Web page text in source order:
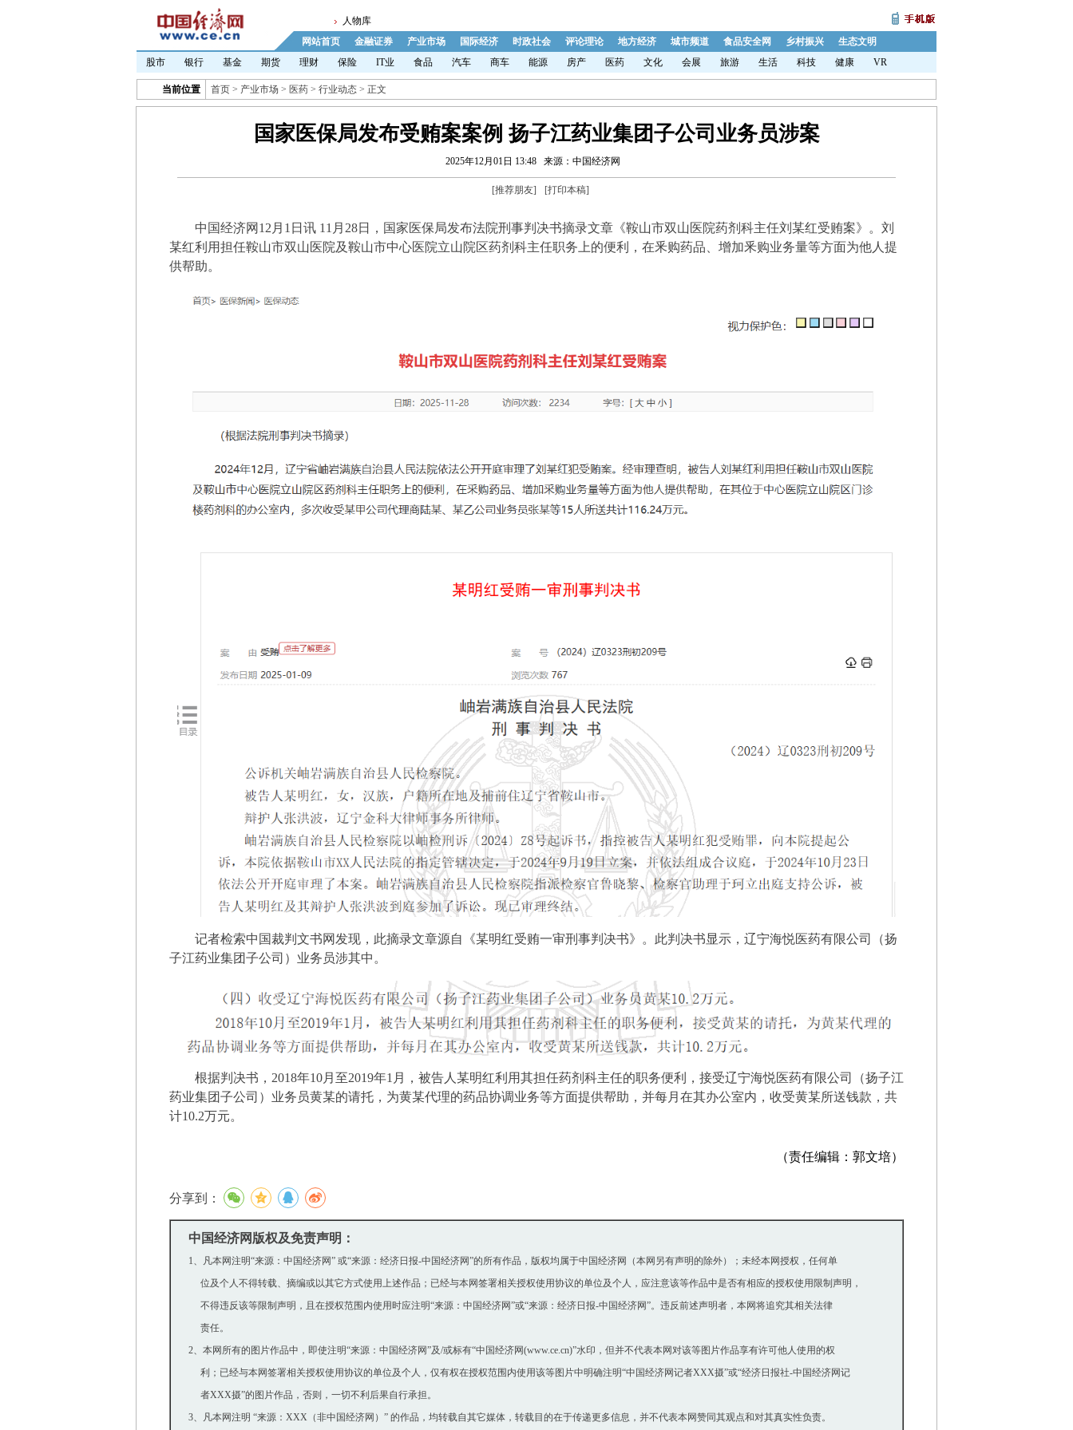
人物库
网站首页
金融证券 产业市场 国际经济 时政社会 评论理论 地方经济 城市频道 食品安全网 乡村振兴
生态文明
股市
银行 基金 期货 理财 保险 IT业 食品 汽车 商车 能源 房产 医药 文化 会展 旅游 生活 科技 健康 VR
当前位置 首页 > 产业市场 > 医药 > 行业动态 > 正文
国家医保局发布受贿案案例 扬子江药业集团子公司业务员涉案
2025年12月01日 13:48 来源：中国经济网
[推荐朋友] [打印本稿]
中国经济网 12 月 1 日讯 11 月 28日，国家医保局发布法院刑事判决书摘录文章《鞍山市双山医院药剂科主任刘某红受贿案》。刘
某红利用担任鞍山市双山医院及鞍山市中心医院立山院区药剂科主任职务上的便利，在釆购药品、增加釆购业务量等方面为他人提
供帮助。
记者检索中国裁判文书网发现，此摘录文章源自《某明红受贿一审刑事判决书》。此判决书显示，辽宁海悦医药有限公司（扬
子江药业集团子公司）业务员涉其中。
根据判决书， 2018年10月至2019年1 月，被告人某明红利用其担任药剂科主任的职务便利，接受辽宁海悦医药有限公司（扬子江
药业集团子公司）业务员黄某的请托，为黄某代理的药品协调业务等方面提供帮助，并每月在其办公室内，收受黄某所送钱款，共
计10.2万元。
（责任编辑：郭文培）
分享到：
中国经济网版权及免责声明：
1、凡本网注明“来源：中国经济网” 或“来源：经济日报-中国经济网”的所有作品，版权均属于中国经济网（本网另有声明的除外）；未经本网授权，任何单
位及个人不得转载、摘编或以其它方式使用上述作品；已经与本网签署相关授权使用协议的单位及个人，应注意该等作品中是否有相应的授权使用限制声明，
不得违反该等限制声明，且在授权范围内使用时应注明“来源：中国经济网”或“来源：经济日报-中国经济网”。违反前述声明者，本网将追究其相关法律
责任。
2、本网所有的图片作品中，即使注明“来源：中国经济网”及/或标有“中国经济网(www.ce.cn)”水印，但并不代表本网对该等图片作品享有许可他人使用的权
利；已经与本网签署相关授权使用协议的单位及个人，仅有权在授权范围内使用该等图片中明确注明“中国经济网记者XXX摄”或“经济日报社-中国经济网记
者XXX摄”的图片作品，否则，一切不利后果自行承担。
3、凡本网注明 “来源：XXX（非中国经济网）” 的作品，均转载自其它媒体，转载目的在于传递更多信息，并不代表本网赞同其观点和对其真实性负责。